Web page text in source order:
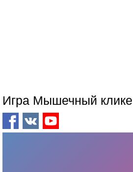
Игра Мышечный